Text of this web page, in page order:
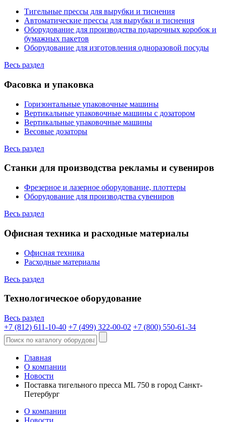
Тигельные прессы для вырубки и тиснения
Автоматические прессы для вырубки и тиснения
Оборудование для производства подарочных коробок и
бумажных пакетов
Оборудование для изготовления одноразовой посуды
Весь раздел
Фасовка и упаковка
Горизонтальные упаковочные машины
Вертикальные упаковочные машины с дозатором
Вертикальные упаковочные машины
Весовые дозаторы
Весь раздел
Станки для производства рекламы и сувениров
Фрезерное и лазерное оборудование, плоттеры
Оборудование для производства сувениров
Весь раздел
Офисная техника и расходные материалы
Офисная техника
Расходные материалы
Весь раздел
Технологическое оборудование
Весь раздел
+7 (812) 611-10-40 +7 (499) 322-00-02 +7 (800) 550-61-34
Главная
О компании
Новости
Поставка тигельного пресса ML 750 в город Санкт-
Петербург
О компании
Новости